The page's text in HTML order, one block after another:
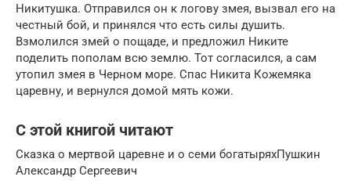
Никитушка. Отправился он к логову змея, вызвал его на
честный бой, и принялся что есть силы душить.
Взмолился змей о пощаде, и предложил Никите
поделить пополам всю землю. Тот согласился, а сам
утопил змея в Черном море. Спас Никита Кожемяка
царевну, и вернулся домой мять кожи.
С этой книгой читают
Сказка о мертвой царевне и о семи богатыряхПушкин
Александр Сергеевич